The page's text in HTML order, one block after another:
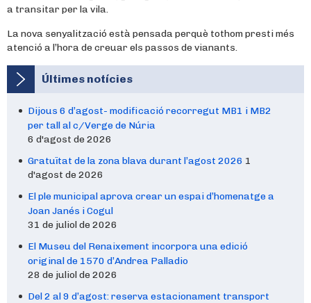
a transitar per la vila.
La nova senyalització està pensada perquè tothom presti més
atenció a l’hora de creuar els passos de vianants.
Últimes notícies
Dijous 6 d’agost- modificació recorregut MB1 i MB2
per tall al c/Verge de Núria
6 d'agost de 2026
Gratuïtat de la zona blava durant l’agost 2026 1
d'agost de 2026
El ple municipal aprova crear un espai d’homenatge a
Joan Janés i Cogul
31 de juliol de 2026
El Museu del Renaixement incorpora una edició
original de 1570 d’Andrea Palladio
28 de juliol de 2026
Del 2 al 9 d’agost: reserva estacionament transport